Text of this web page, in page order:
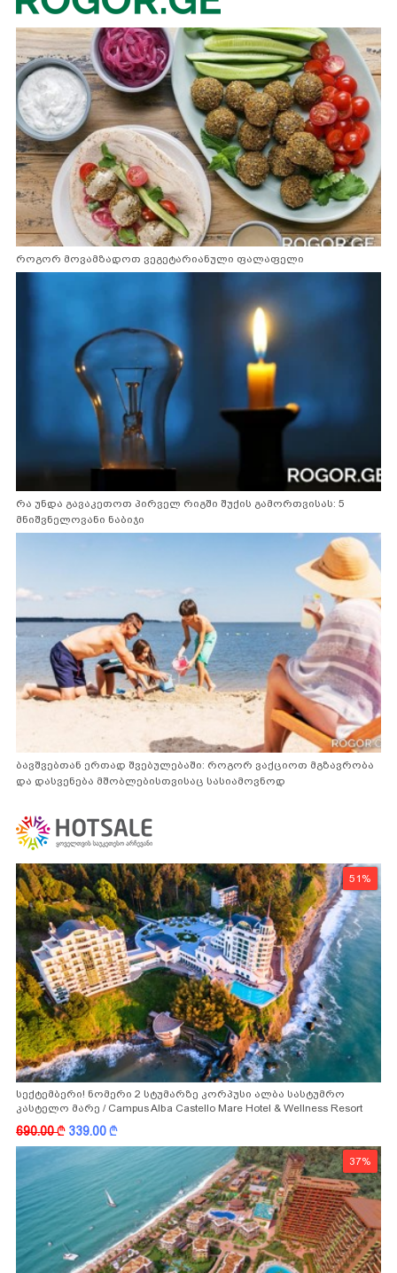
როგორ მოვამზადოთ ვეგეტარიანული ფალაფელი
რა უნდა გავაკეთოთ პირველ რიგში შუქის გამორთვისას: 5
მნიშვნელოვანი ნაბიჯი
ბავშვებთან ერთად შვებულებაში: როგორ ვაქციოთ მგზავრობა
და დასვენება მშობლებისთვისაც სასიამოვნოდ
51%
სექტემბერი! ნომერი 2 სტუმარზე კორპუსი ალბა სასტუმრო
კასტელო მარე / Campus Alba Castello Mare Hotel & Wellness Resort
690.00k 339.00k
37%